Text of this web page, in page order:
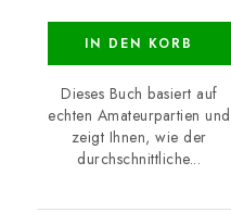
IN DEN KORB
Dieses Buch basiert auf
echten Amateurpartien und
zeigt Ihnen, wie der
durchschnittliche...